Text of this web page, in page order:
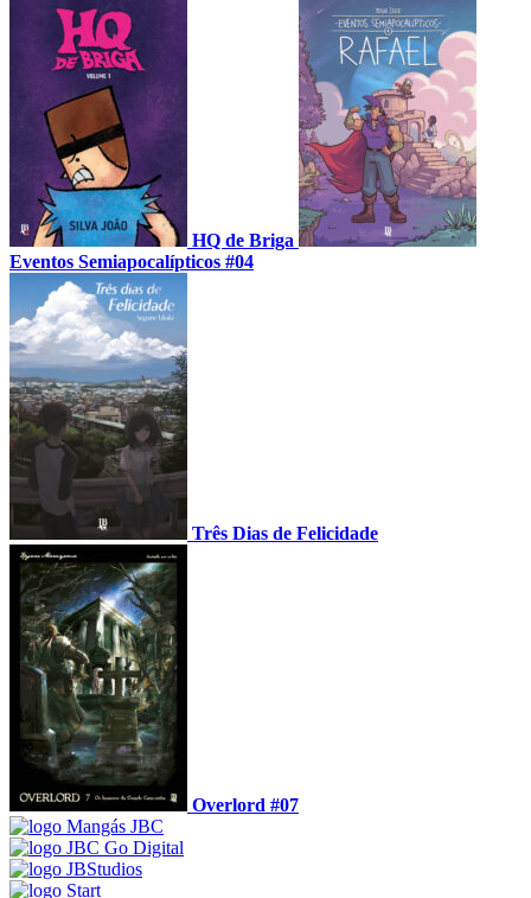
HQ de Briga
Eventos Semiapocalípticos #04
Três Dias de Felicidade
Overlord #07